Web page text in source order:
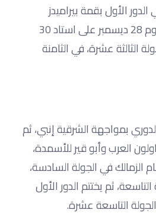
الأول بقمة بيراميدز
والزمالك، المقرر إقامتها يوم 28 ديسمبر على استاد 30
الثالثة عشرة، في الثامنة
بمواجهة الشرقية إنبي، ثم
العرب وأبو قير للأسمدة،
في الجولة السادسة،
ثم يختتم الدور الأول
التاسعة عشرة.